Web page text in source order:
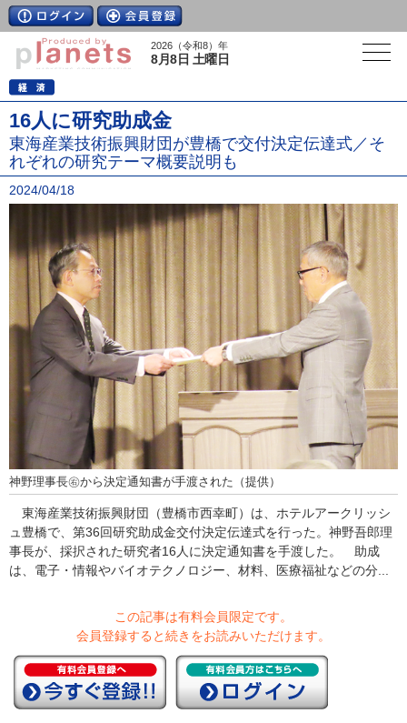
2026（令和8）年
8月8日 土曜日
16人に研究助成金
東海産業技術振興財団が豊橋で交付決定伝達式／そ
れぞれの研究テーマ概要説明も
2024/04/18
神野理事長㊨から決定通知書が手渡された（提供）
東海産業技術振興財団（豊橋市西幸町）は、ホテルアークリッシ
ュ豊橋で、第36回研究助成金交付決定伝達式を行った。神野吾郎理
事長が、採択された研究者16人に決定通知書を手渡した。 助成
は、電子・情報やバイオテクノロジー、材料、医療福祉などの分...
この記事は有料会員限定です。
会員登録すると続きをお読みいただけます。